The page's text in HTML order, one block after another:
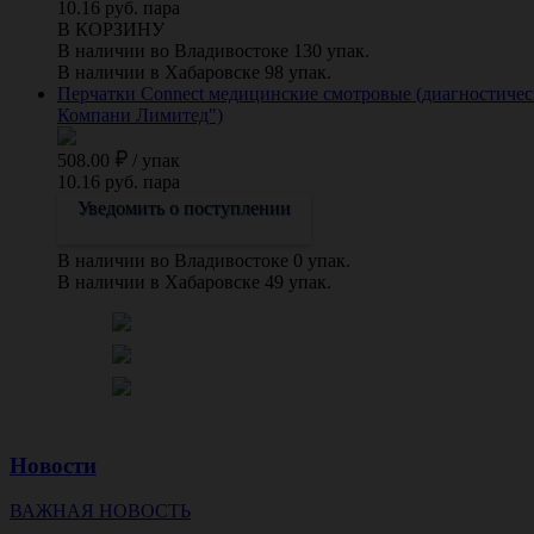
10.16 руб. пара
В КОРЗИНУ
В наличии во Владивостоке 130 упак.
В наличии в Хабаровске 98 упак.
Перчатки Connect медицинские смотровые
Компани Лимитед")
508.00 / упак
10.16 руб. пара
Уведомить о поступлении
В наличии во Владивостоке 0 упак.
В наличии в Хабаровске 49 упак.
Новости
ВАЖНАЯ НОВОСТЬ